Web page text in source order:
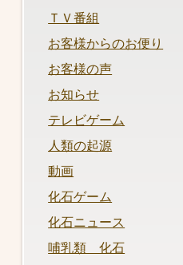
ＴＶ番組
お客様からのお便り
お客様の声
お知らせ
テレビゲーム
人類の起源
動画
化石ゲーム
化石ニュース
哺乳類 化石